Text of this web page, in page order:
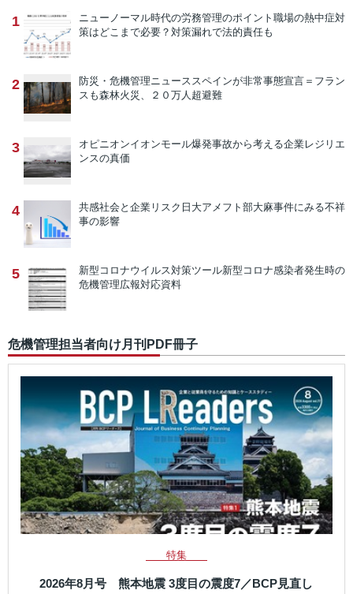
1 ニューノーマル時代の労務管理のポイント 職場の熱中症対
策はどこまで必要？対策漏れで法的責任も
2 防災・危機管理ニューススペインが非常事態宣言＝フラン
スも森林火災、２０万人超避難
3 オピニオンイオンモール爆発事故から考える企業レジリエ
ンスの真価
4 共感社会と企業リスク 日大アメフト部大麻事件にみる不祥
事の影響
5 新型コロナウイルス対策ツール新型コロナ感染者発生時の
危機管理広報対応資料
危機管理担当者向け月刊PDF冊子
特集
2026年8月号 熊本地震 3度目の震度7／BCP見直し